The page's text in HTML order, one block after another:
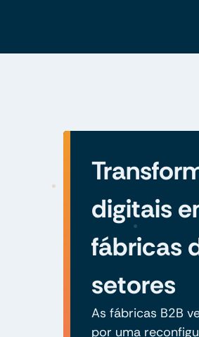
digitais
fábricas
setores
As fábricas B2B
por uma